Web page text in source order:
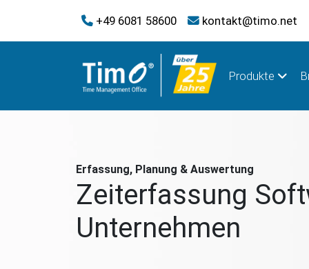
+49 6081 58600 kontakt@timo.net
Produkte
Erfassung, Planung & Auswertung
Zeiterfassung
Unternehmen